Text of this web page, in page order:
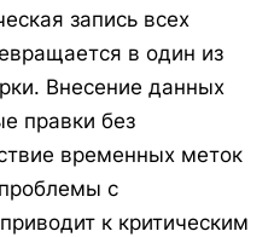
запись всех
в один из
Внесение данных
правки без
временных меток
с
к критическим